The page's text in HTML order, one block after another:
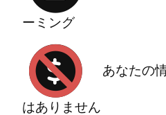
ーミング
あなたの
はありません